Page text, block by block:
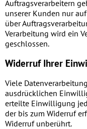
Auftragsverarbeitern
unserer Kunden nur
über
Verarbeitung wird ein
geschlossen.
Widerruf Ihrer
Viele
ausdrücklichen
erteilte Einwilligung
der bis zum Widerruf
Widerruf unberührt.